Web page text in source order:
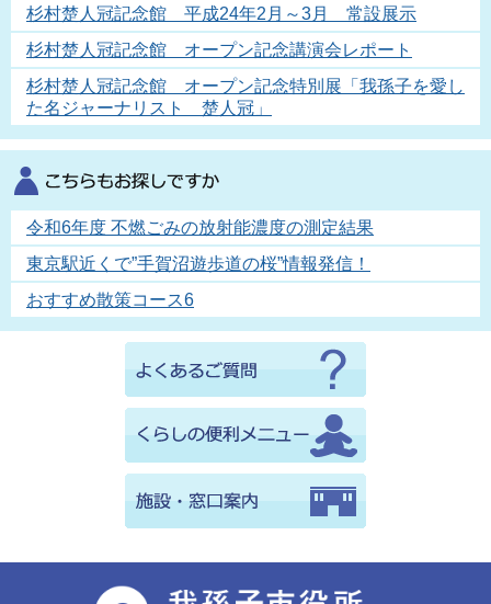
杉村楚人冠記念館 平成24年2月～3月 常設展示
杉村楚人冠記念館 オープン記念講演会レポート
杉村楚人冠記念館 オープン記念特別展「我孫子を愛し
た名ジャーナリスト 楚人冠」
令和6年度 不燃ごみの放射能濃度の測定結果
東京駅近くで”手賀沼遊歩道の桜”情報発信！
おすすめ散策コース6